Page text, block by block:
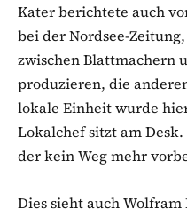
Kater berichtete auch
bei der Nordsee-
zwischen Blattmachern
produzieren, die
lokale Einheit wurde
Lokalchef sitzt am
der kein Weg mehr
Dies sieht auch